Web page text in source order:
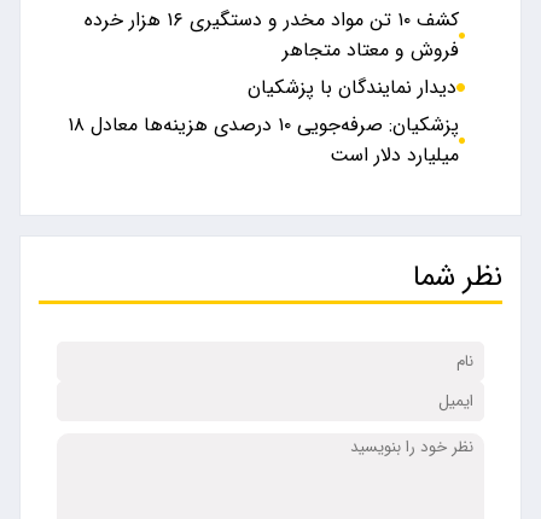
کشف ۱۰ تن مواد مخدر و دستگیری ۱۶ هزار خرده
فروش و معتاد متجاهر
دیدار نمایندگان با پزشکیان
پزشکیان: صرفه‌جویی ۱۰ درصدی هزینه‌ها معادل ۱۸
میلیارد دلار است
نظر شما